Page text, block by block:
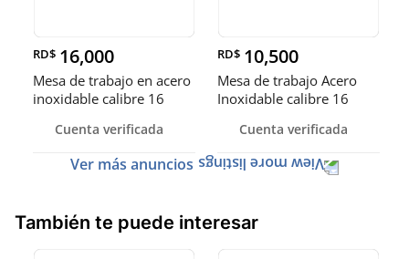
RD$ 16,000
Mesa de trabajo en acero
inoxidable calibre 16
Cuenta verificada
RD$ 10,500
Mesa de trabajo Acero
Inoxidable calibre 16
Cuenta verificada
Ver más anuncios
También te puede interesar